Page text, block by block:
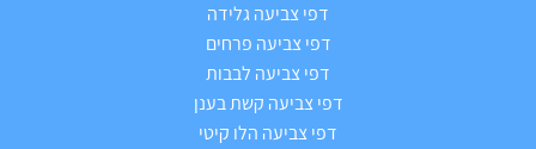
דפי צביעה גלידה
דפי צביעה פרחים
דפי צביעה לבבות
דפי צביעה קשת בענן
דפי צביעה הלו קיטי